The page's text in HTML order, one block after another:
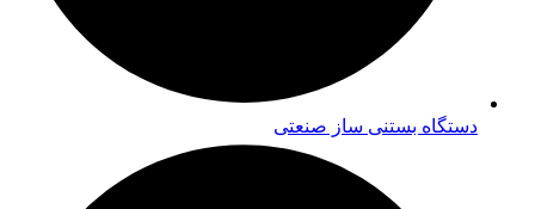
دستگاه بستنی ساز صنعتی